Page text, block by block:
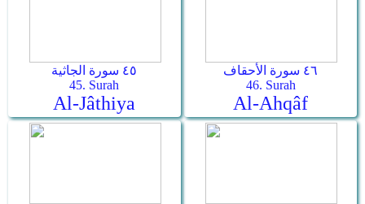
٤٥ سورة الجاثية
45. Surah
Al-Jâthiya
٤٦ سورة الأحقاف
46. Surah
Al-Ahqâf